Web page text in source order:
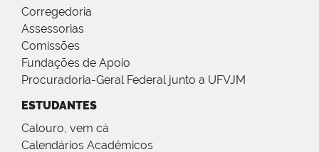
Corregedoria
Assessorias
Comissões
Fundações de Apoio
Procuradoria-Geral Federal junto a UFVJM
ESTUDANTES
Calouro, vem cá
Calendários Acadêmicos